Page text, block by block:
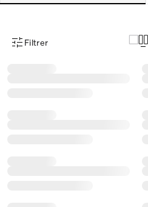
Menu des filtres d'articles
Filtrer